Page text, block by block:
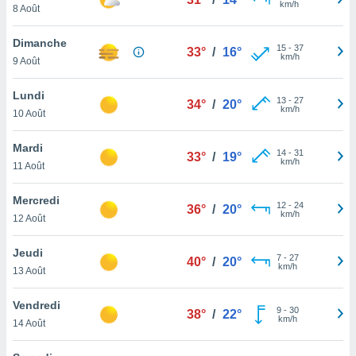
au
vous
de
ou
de
le
ainsi
un
la
du
8 Août
km/h
Dimanche
9 Août
33° / 16° 15- 37
km/h
Lundi
10 Août
34° / 20° 13- 27
km/h
Mardi
11 Août
33° / 19° 14- 31
km/h
Mercredi
12 Août
36° / 20° 12- 24
km/h
Jeudi
13 Août
40° / 20° 7- 27
km/h
Vendredi
14 Août
38° / 22° 9- 30
km/h